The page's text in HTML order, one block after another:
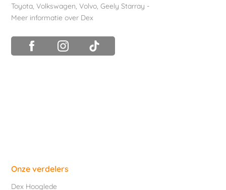
Toyota,Volkswagen,Volvo,Geely Starray -
Meer informatie over Dex
Onze verdelers
Dex Hooglede